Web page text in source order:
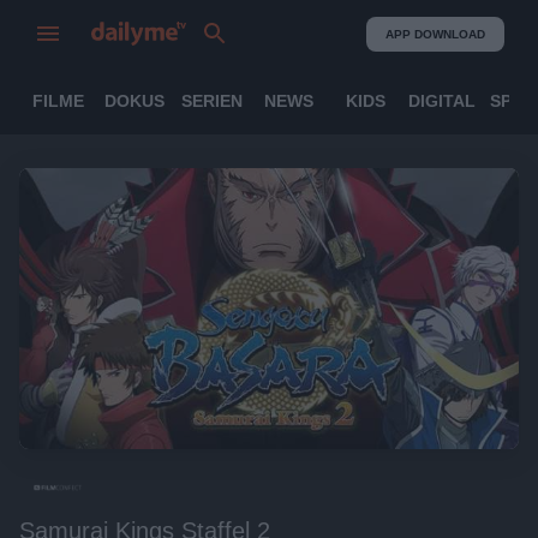
APP DOWNLOAD
FILME DOKUS SERIEN NEWS KIDS DIGITAL
Samurai Kings Staffel 2